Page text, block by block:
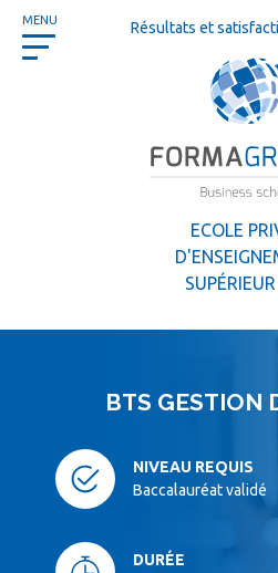
MENU Résultats et
ECOLE
BTS GESTION
NIVEAU REQUIS
Baccalauréat validé
DURÉE